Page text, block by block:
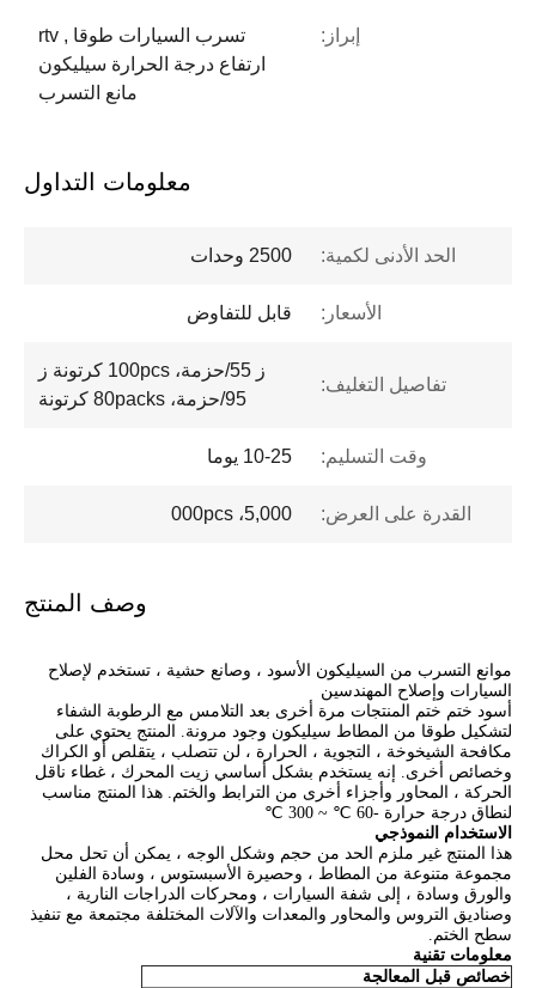
إبراز:
تسرب السيارات طوقا , rtv
ارتفاع درجة الحرارة سيليكون
مانع التسرب
معلومات التداول
الحد الأدنى لكمية: 2500 وحدات
الأسعار: قابل للتفاوض
تفاصيل التغليف:
ز 55/حزمة، 100pcs كرتونة ز
95/حزمة، 80packs كرتونة
وقت التسليم: 10-25 يوما
القدرة على العرض: 5,000، 000pcs
وصف المنتج
موانع التسرب من السيليكون الأسود ، وصانع حشية ، تستخدم لإصلاح
السيارات وإصلاح المهندسين
أسود ختم ختم المنتجات مرة أخرى بعد التلامس مع الرطوبة الشفاء
لتشكيل طوقا من المطاط سيليكون وجود مرونة. المنتج يحتوي على
مكافحة الشيخوخة ، التجوية ، الحرارة ، لن تتصلب ، يتقلص أو الكراك
وخصائص أخرى. إنه يستخدم بشكل أساسي زيت المحرك ، غطاء ناقل
الحركة ، المحاور وأجزاء أخرى من الترابط والختم. هذا المنتج مناسب
لنطاق درجة حرارة -60 ℃ ~ 300 ℃
الاستخدام النموذجي
هذا المنتج غير ملزم الحد من حجم وشكل الوجه ، يمكن أن تحل محل
مجموعة متنوعة من المطاط ، وحصيرة الأسبستوس ، وسادة الفلين
والورق وسادة ، إلى شفة السيارات ، ومحركات الدراجات النارية ،
وصناديق التروس والمحاور والمعدات والآلات المختلفة مجتمعة مع تنفيذ
سطح الختم.
معلومات تقنية
خصائص قبل المعالجة